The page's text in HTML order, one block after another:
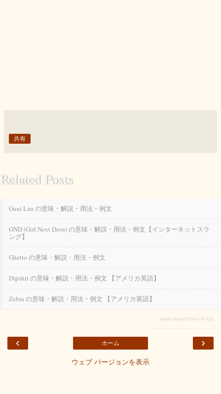
共有
Related Posts
Guai Lan の意味・解説・用法・例文
GND (girl Next Door) の意味・解説・用法・例文【インターネットスラ
ング】
Ghetto の意味・解説・用法・例文
Dipshit の意味・解説・用法・例文 【アメリカ英語】
Zebra の意味・解説・用法・例文 【アメリカ英語】
Simple Related Posts Widget
‹ ›
ホーム
ウェブ バージョンを表示